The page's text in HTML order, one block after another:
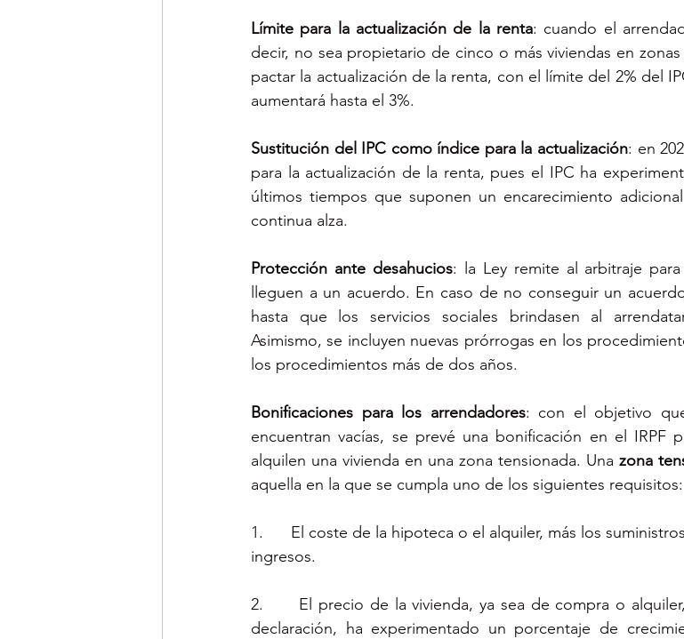
Límite para la actualización de la renta: cuando el
decir, no sea propietario de cinco o más viviendas en
pactar la actualización de la renta, con el límite del 2% del
aumentará hasta el 3%.
Sustitución del IPC como índice para la actualización: en
para la actualización de la renta, pues el IPC ha
últimos tiempos que suponen un encarecimiento
continua alza.
Protección ante desahucios: la Ley remite al arbitraje
lleguen a un acuerdo. En caso de no conseguir un
hasta que los servicios sociales brindasen al
Asimismo, se incluyen nuevas prórrogas en los
los procedimientos más de dos años.
Bonificaciones para los arrendadores: con el objetivo
encuentran vacías, se prevé una bonificación en el IRPF
alquilen una vivienda en una zona tensionada. Una zona
aquella en la que se cumpla uno de los siguientes requisitos:
1.      El coste de la hipoteca o el alquiler, más los
ingresos.
2.      El precio de la vivienda, ya sea de compra o
declaración, ha experimentado un porcentaje de